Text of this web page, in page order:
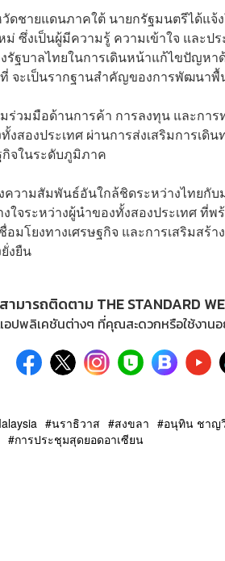
ชายแดนภาคใต้ นายกรัฐมนตรีได้แจ้ง
งเป็นผู้มีความรู้ ความเข้าใจ และป
ฐบาลไทยในการเดินหน้าแก้ไขปัญหา
จะเป็นรากฐานสำคัญของการพัฒนา
วมมือด้านการค้า การลงทุน และการ
สองประเทศ ผ่านการส่งเสริมการเดิ
กิจในระดับภูมิภาค
วามสัมพันธ์อันใกล้ชิดระหว่างไทยกับ
ใจระหว่างผู้นำของทั้งสองประเทศ ที่
อมโยงทางเศรษฐกิจ และการเสริมส
งยืน
สามารถติดตาม THE STANDARD
อปพลิเคชันต่างๆ ที่คุณสะดวกหรือใช้งานอ
นราธิวาส สงขลา อนุทิน ชาญ
การประชุมสุดยอดอาเซียน